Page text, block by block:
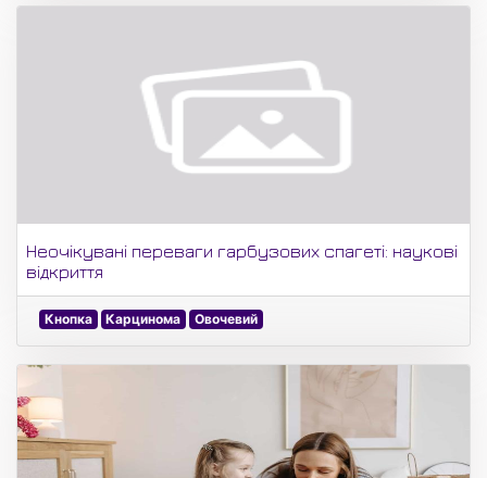
Неочікувані переваги гарбузових спагеті: наукові
відкриття
Кнопка Карцинома Овочевий